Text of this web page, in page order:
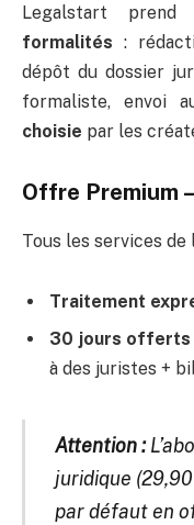
Legalstart
formalités :
dépôt du dossier
formaliste, envoi
choisie par les
Offre Premium
Tous les services de
Traitement
30 jours offerts
à des juristes +
Attention :
juridique
par défaut en